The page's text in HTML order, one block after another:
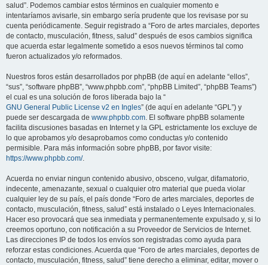
salud”. Podemos cambiar estos términos en cualquier momento e
intentaríamos avisarle, sin embargo sería prudente que los revisase por su
cuenta periódicamente. Seguir registrado a “Foro de artes marciales, deportes
de contacto, musculación, fitness, salud” después de esos cambios significa
que acuerda estar legalmente sometido a esos nuevos términos tal como
fueron actualizados y/o reformados.
Nuestros foros están desarrollados por phpBB (de aquí en adelante “ellos”,
“sus”, “software phpBB”, “www.phpbb.com”, “phpBB Limited”, “phpBB Teams”)
el cual es una solución de foros liberada bajo la “
GNU General Public License v2 en Ingles” (de aquí en adelante “GPL”) y
puede ser descargada de www.phpbb.com. El software phpBB solamente
facilita discusiones basadas en Internet y la GPL estrictamente los excluye de
lo que aprobamos y/o desaprobamos como conductas y/o contenido
permisible. Para más información sobre phpBB, por favor visite:
https://www.phpbb.com/.
Acuerda no enviar ningun contenido abusivo, obsceno, vulgar, difamatorio,
indecente, amenazante, sexual o cualquier otro material que pueda violar
cualquier ley de su país, el país donde “Foro de artes marciales, deportes de
contacto, musculación, fitness, salud” está instalado o Leyes Internacionales.
Hacer eso provocará que sea inmediata y permanentemente expulsado y, si lo
creemos oportuno, con notificación a su Proveedor de Servicios de Internet.
Las direcciones IP de todos los envíos son registradas como ayuda para
reforzar estas condiciones. Acuerda que “Foro de artes marciales, deportes de
contacto, musculación, fitness, salud” tiene derecho a eliminar, editar, mover o